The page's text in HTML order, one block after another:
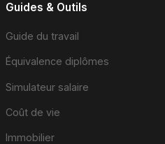
Guides & Outils
Guide du travail
Équivalence diplômes
Simulateur salaire
Coût de vie
Immobilier